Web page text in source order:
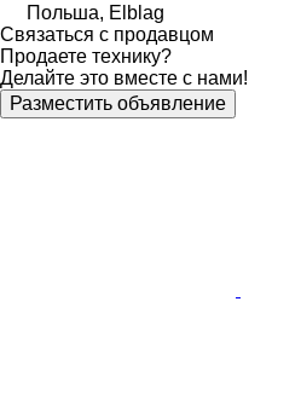
Польша, Elblag
Связаться с продавцом
Продаете технику?
Делайте это вместе с нами!
Разместить объявление